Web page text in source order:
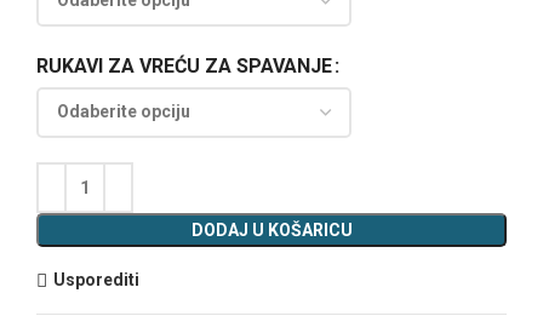
RUKAVI ZA VREĆU ZA SPAVANJE
DODAJ U KOŠARICU
Usporediti